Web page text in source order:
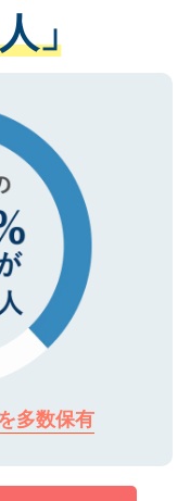
みに付与され
得済みです。
心ください。
ご転職をされ
トが可能です
い。
」
多数保有